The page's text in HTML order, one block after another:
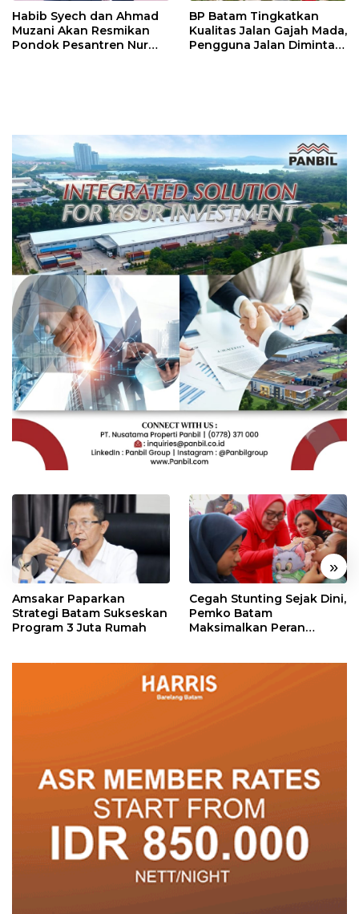
Habib Syech dan Ahmad
Muzani Akan Resmikan
Pondok Pesantren Nur
BP Batam Tingkatkan
Kualitas Jalan Gajah Mada,
Pengguna Jalan Diminta
« »
Amsakar Paparkan
Strategi Batam Sukseskan
Program 3 Juta Rumah
Cegah Stunting Sejak Dini,
Pemko Batam
Maksimalkan Peran